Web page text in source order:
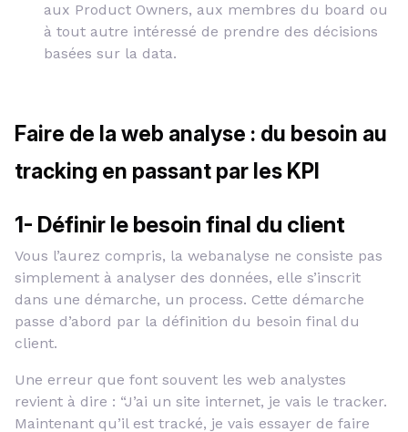
aux Product Owners, aux membres du board ou
à tout autre intéressé de prendre des décisions
basées sur la data.
Faire de la web analyse : du besoin au
tracking en passant par les KPI
1- Définir le besoin final du client
Vous l’aurez compris, la webanalyse ne consiste pas
simplement à analyser des données, elle s’inscrit
dans une démarche, un process. Cette démarche
passe d’abord par la définition du besoin final du
client.
Une erreur que font souvent les web analystes
revient à dire : “J’ai un site internet, je vais le tracker.
Maintenant qu’il est tracké, je vais essayer de faire